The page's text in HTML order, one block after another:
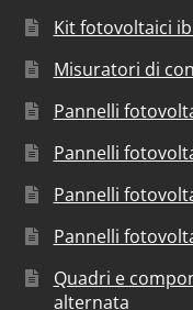
Kit fotovoltaici
Misuratori di
Pannelli
Pannelli
Pannelli
Pannelli
Quadri e
alternata